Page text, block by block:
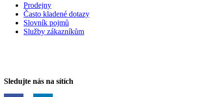
Prodejny
Často kladené dotazy
Slovník pojmů
Služby zákazníkům
Sledujte nás na sítích